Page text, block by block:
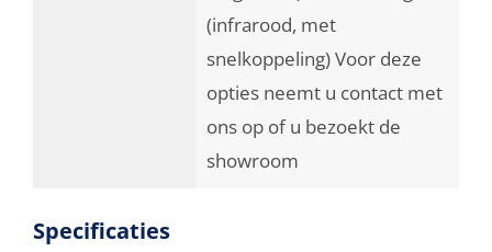
(infrarood, met
snelkoppeling) Voor deze
opties neemt u contact met
ons op of u bezoekt de
showroom
Specificaties